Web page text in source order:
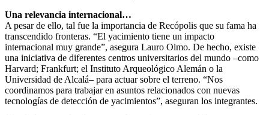
Una relevancia internacional…
A pesar de ello, tal fue la importancia de Recópolis que su fama ha
transcendido fronteras. “El yacimiento tiene un impacto
internacional muy grande”, asegura Lauro Olmo. De hecho, existe
una iniciativa de diferentes centros universitarios del mundo –como
Harvard; Frankfurt; el Instituto Arqueológico Alemán o la
Universidad de Alcalá– para actuar sobre el terreno. “Nos
coordinamos para trabajar en asuntos relacionados con nuevas
tecnologías de detección de yacimientos”, aseguran los integrantes.